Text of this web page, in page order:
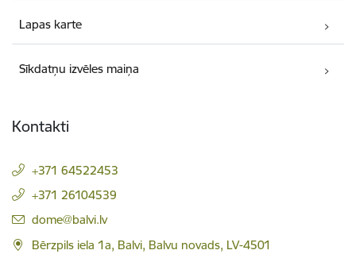
Lapas karte
Sīkdatņu izvēles maiņa
Kontakti
+371 64522453
+371 26104539
E-pasts:
dome@balvi.lv
Bērzpils iela 1a, Balvi, Balvu novads, LV-4501